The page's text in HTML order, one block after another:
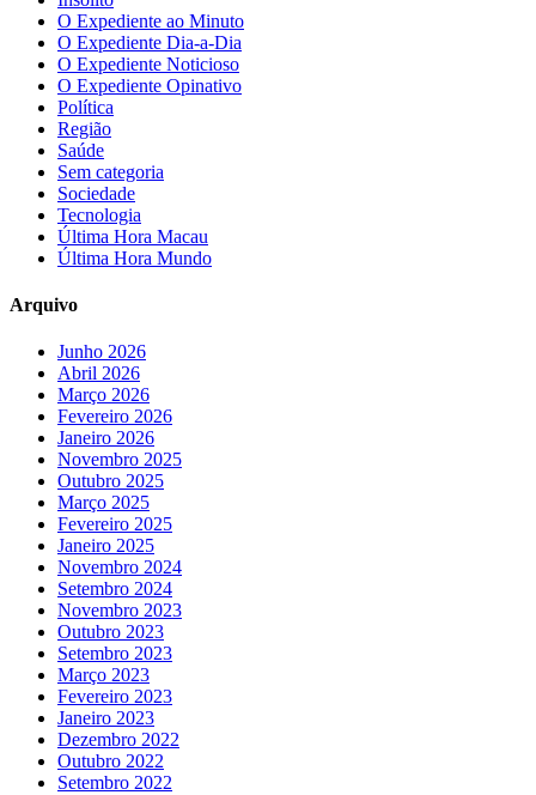
O Expediente ao Minuto
O Expediente Dia-a-Dia
O Expediente Noticioso
O Expediente Opinativo
Política
Região
Saúde
Sem categoria
Sociedade
Tecnologia
Última Hora Macau
Última Hora Mundo
Arquivo
Junho 2026
Abril 2026
Março 2026
Fevereiro 2026
Janeiro 2026
Novembro 2025
Outubro 2025
Março 2025
Fevereiro 2025
Janeiro 2025
Novembro 2024
Setembro 2024
Novembro 2023
Outubro 2023
Setembro 2023
Março 2023
Fevereiro 2023
Janeiro 2023
Dezembro 2022
Outubro 2022
Setembro 2022